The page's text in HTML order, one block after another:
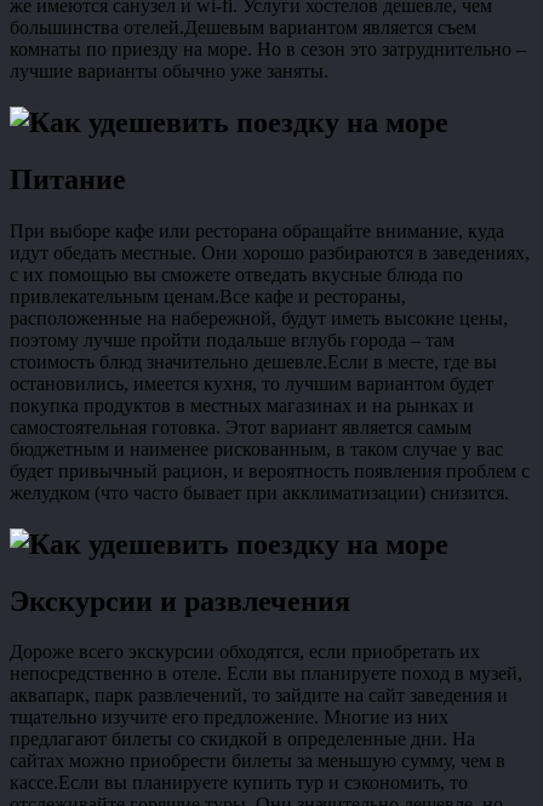
же имеются санузел и wi-fi. Услуги хостелов дешевле, чем
большинства отелей.Дешевым вариантом является съем
комнаты по приезду на море. Но в сезон это затруднительно –
лучшие варианты обычно уже заняты.
Питание
При выборе кафе или ресторана обращайте внимание, куда
идут обедать местные. Они хорошо разбираются в заведениях,
с их помощью вы сможете отведать вкусные блюда по
привлекательным ценам.Все кафе и рестораны,
расположенные на набережной, будут иметь высокие цены,
поэтому лучше пройти подальше вглубь города – там
стоимость блюд значительно дешевле.Если в месте, где вы
остановились, имеется кухня, то лучшим вариантом будет
покупка продуктов в местных магазинах и на рынках и
самостоятельная готовка. Этот вариант является самым
бюджетным и наименее рискованным, в таком случае у вас
будет привычный рацион, и вероятность появления проблем с
желудком (что часто бывает при акклиматизации) снизится.
Экскурсии и развлечения
Дороже всего экскурсии обходятся, если приобретать их
непосредственно в отеле. Если вы планируете поход в музей,
аквапарк, парк развлечений, то зайдите на сайт заведения и
тщательно изучите его предложение. Многие из них
предлагают билеты со скидкой в определенные дни. На
сайтах можно приобрести билеты за меньшую сумму, чем в
кассе.Если вы планируете купить тур и сэкономить, то